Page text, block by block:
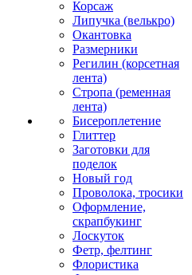
Корсаж
Липучка (велькро)
Окантовка
Размерники
Регилин (корсетная
лента)
Стропа (ременная
лента)
Бисероплетение
Глиттер
Заготовки для
поделок
Новый год
Проволока, тросики
Оформление,
скрапбукинг
Лоскуток
Фетр, фелтинг
Флористика